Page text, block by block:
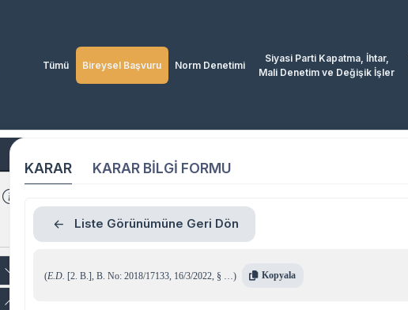
Tümü Bireysel Başvuru Norm Denetimi
Siyasi Parti Kapatma, İhtar,
Mali Denetim ve Değişik İşler
KARAR KARAR BİLGİ FORMU
Liste Görünümüne Geri Dön
(E.D. [2. B.], B. No: 2018/17133, 16/3/2022, § …) Kopyala